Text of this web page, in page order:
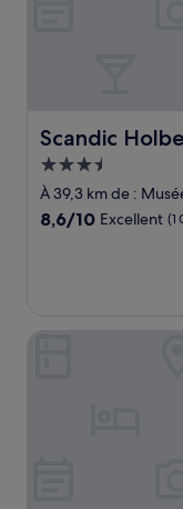
Scandic
Scandic Holberg
Hébergement
3.5 étoiles
À 39,3 km de :
8.6
8,6/10 Excellent (1